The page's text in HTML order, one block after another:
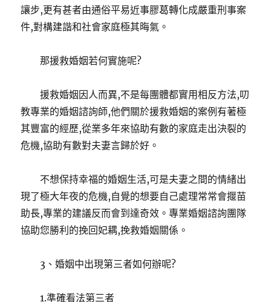
讓步,更有甚者由通俗平易近事膠葛轉化成嚴重刑事案
件,對構建諧和社會家庭極其晦氣。
那援救婚姻若何實施呢?
援救婚姻因人而異,不是每團體都實用相反方法,叨
教專業的婚姻諮詢師,他們關於援救婚姻的案例有著極
其豐富的經歷,從業多年來協助有數的家庭走出決裂的
危機,協助有數對夫妻言歸於好。
不想保持幸福的婚姻生活,可是夫妻之間的情緒出
現了極大年夜的危機,自覺的想要自己處理常常會揠苗
助長,專業的建議反而會到達奇效。專業婚姻諮詢團隊
協助您勝利的挽回妃耦,挽救婚姻關係。
3、婚姻中出現第三者如何辦呢?
1.準確看法第三者